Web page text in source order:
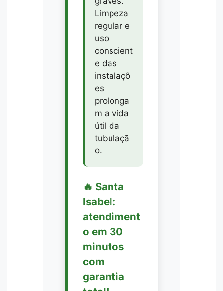
Limpeza
regular e
uso
conscient
e das
instalaçõ
es
prolonga
m a vida
útil da
tubulaçã
o.
🔥 Santa
Isabel:
atendiment
o em 30
minutos
com
garantia